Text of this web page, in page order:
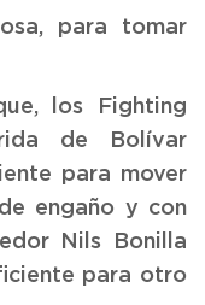
para tomar
los Fighting
de Bolívar
para mover
engaño y con
Nils Bonilla
para otro